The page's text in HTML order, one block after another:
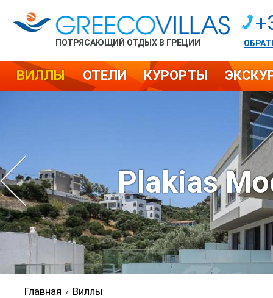
ПОТРЯСАЮЩИЙ ОТДЫХ В ГРЕЦИИ
ВИЛЛЫ ОТЕЛИ КУРОРТЫ
Plakias
Главная » Виллы